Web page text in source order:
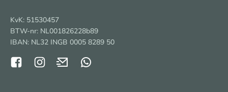
KvK: 51530457
BTW-nr: NL001826228b89
IBAN: NL32 INGB 0005 8289 50